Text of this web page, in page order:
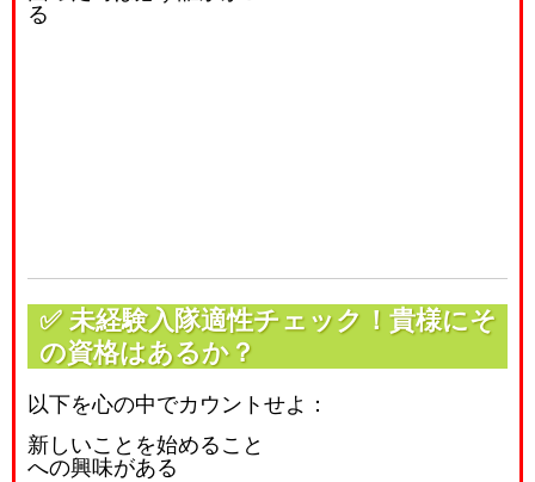
る
✅ 未経験入隊適性チェック！貴様にそ
の資格はあるか？
以下を心の中でカウントせよ：
新しいことを始めること
への興味がある